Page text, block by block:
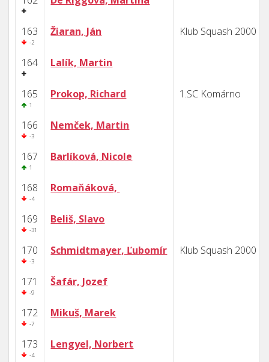
163
-2
Žiaran, Ján Klub Squash 2000
164 Lalík, Martin
165
1
Prokop, Richard 1.SC Komárno
166
-3
Nemček, Martin
167
1
Barlíková, Nicole
168
-4
Romaňáková,
169
-31
Beliš, Slavo
170
-3
Schmidtmayer, Ľubomír Klub Squash 2000
171
-9
Šafár, Jozef
172
-7
Mikuš, Marek
173
-4
Lengyel, Norbert